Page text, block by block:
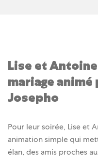
Lise et
mariage
Josepho
Pour leur soirée, Lise et
animation simple qui
élan, des amis proches